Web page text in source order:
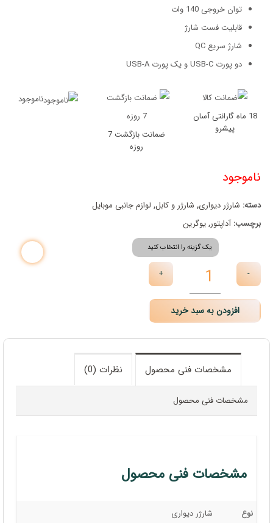
توان خروجی 140 وات
قابلیت فست شارژ
شارژ سریع QC
دو پورت USB-C و یک پورت USB-A
18 ماه گارانتی آسان
پیشرو
ضمانت بازگشت 7
روزه
ناموجود
ناموجود
دسته: شارژر دیواری, شارژر و کابل, لوازم جانبی موبایل
برچسب:آداپتور,یوگرین
-
+
افزودن به سبد خرید
مشخصات فنی محصول نظرات (0)
مشخصات فنی محصول
مشخصات فنی محصول
نوع
شارژر دیواری